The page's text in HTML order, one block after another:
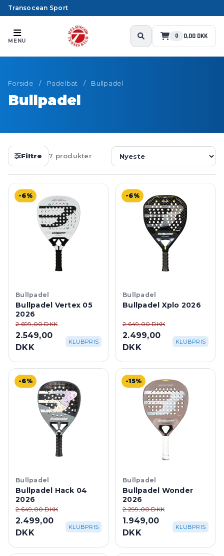
Transocean Sport
MENU
0 0,00 DKK
Forside / Padelbat / Bullpadel
Bullpadel
Filtre 7 produkter
-6%
Bullpadel
Bullpadel Vertex 05
2026
2.699,00 DKK
2.549,00
DKK
KLUBPRIS
-6%
Bullpadel
Bullpadel Xplo 2026
2.649,00 DKK
2.499,00
DKK
KLUBPRIS
-6%
Bullpadel
Bullpadel Hack 04
2026
2.649,00 DKK
2.499,00
DKK
KLUBPRIS
-15%
Bullpadel
Bullpadel Wonder
2026
2.299,00 DKK
1.949,00
DKK
KLUBPRIS